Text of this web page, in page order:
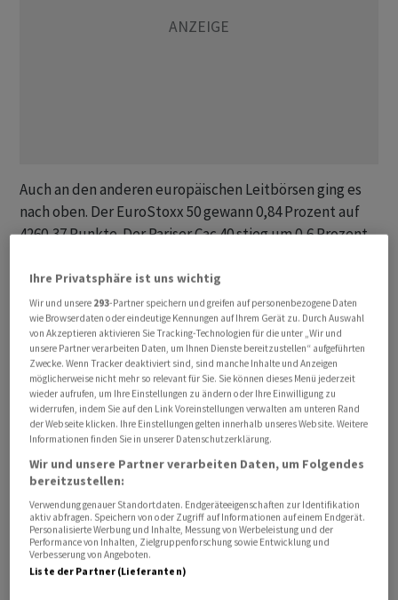
Auch an den anderen europäischen Leitbörsen ging es
nach oben. Der EuroStoxx 50 gewann 0,84 Prozent auf
4260,37 Punkte. Der Pariser Cac 40 stieg um 0,6 Prozent
notierte der Dow Jones Industrial zum europäischen
Börsenschluss 0,1 Prozent tiefer.
Die Blicke richten sich bereits auf das am Donnerstag
beginnende Notenbanker-Treffen in Jackson Hole, im
US-Bundesstaat Wyoming. Vor allem die Rede von US-
Notenbankchef Jerome Powell wird mit grosser
Spannung erwartet. Nach Einschätzung von Analyst
Konstantin Oldenburger von CMC Markets könnte das
Ereignis bestimmte Themen an den Finanzmärkten
geraderücken. "Vor zwei, drei Wochen erreichte der
Optimismus für eine 'sanfte Landung' der US-Wirtschaft
seinen Höhepunkt. Seitdem haben sich vor allem durch
Schwächesignale aus China wieder ein Hauch von
Ihre Privatsphäre ist uns wichtig
Wir und unsere 293-Partner speichern und greifen auf personenbezogene Daten
wie Browserdaten oder eindeutige Kennungen auf Ihrem Gerät zu. Durch Auswahl
von Akzeptieren aktivieren Sie Tracking-Technologien für die unter „Wir und
unsere Partner verarbeiten Daten, um Ihnen Dienste bereitzustellen“ aufgeführten
Zwecke. Wenn Tracker deaktiviert sind, sind manche Inhalte und Anzeigen
möglicherweise nicht mehr so relevant für Sie. Sie können dieses Menü jederzeit
wieder aufrufen, um Ihre Einstellungen zu ändern oder Ihre Einwilligung zu
widerrufen, indem Sie auf den Link Voreinstellungen verwalten am unteren Rand
der Webseite klicken. Ihre Einstellungen gelten innerhalb unseres Website. Weitere
Informationen finden Sie in unserer Datenschutzerklärung.
Wir und unsere Partner verarbeiten Daten, um Folgendes
bereitzustellen:
Verwendung genauer Standortdaten. Endgeräteeigenschaften zur Identifikation
aktiv abfragen. Speichern von oder Zugriff auf Informationen auf einem Endgerät.
Personalisierte Werbung und Inhalte, Messung von Werbeleistung und der
Performance von Inhalten, Zielgruppenforschung sowie Entwicklung und
Verbesserung von Angeboten.
Liste der Partner (Lieferanten)